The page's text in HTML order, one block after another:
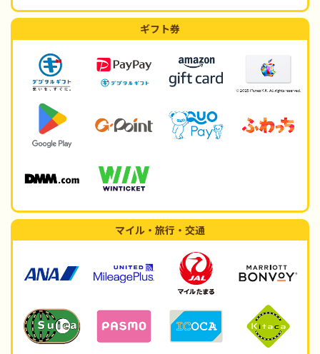
ギフト券
マイル・旅行・交通